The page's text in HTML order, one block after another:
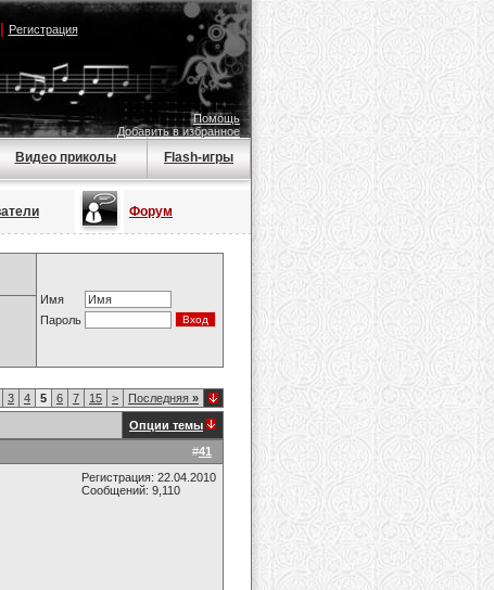
Регистрация
Помощь
Добавить в избранное
Видео приколы Flash-игры
Форум
Имя
Пароль
3 4 5 6 7 15 > Последняя »
Опции темы
#41
Регистрация: 22.04.2010
Сообщений: 9,110